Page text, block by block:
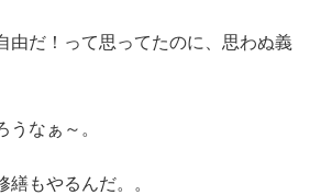
由だ！って思ってたのに、思わぬ義
うなぁ～。
繕もやるんだ。。